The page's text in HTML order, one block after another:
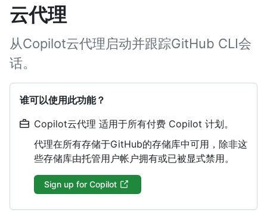
云代理
从Copilot云代理启动并跟踪GitHub CLI会
话。
谁可以使用此功能？
Copilot云代理 适用于所有付费 Copilot 计划。
代理在所有存储于GitHub的存储库中可用，除非这
些存储库由托管用户帐户拥有或已被显式禁用。
Sign up for Copilot